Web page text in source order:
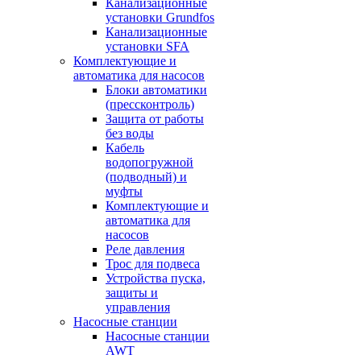
Канализационные
установки Grundfos
Канализационные
установки SFA
Комплектующие и
автоматика для насосов
Блоки автоматики
(прессконтроль)
Защита от работы
без воды
Кабель
водопогружной
(подводный) и
муфты
Комплектующие и
автоматика для
насосов
Реле давления
Трос для подвеса
Устройства пуска,
защиты и
управления
Насосные станции
Насосные станции
AWT